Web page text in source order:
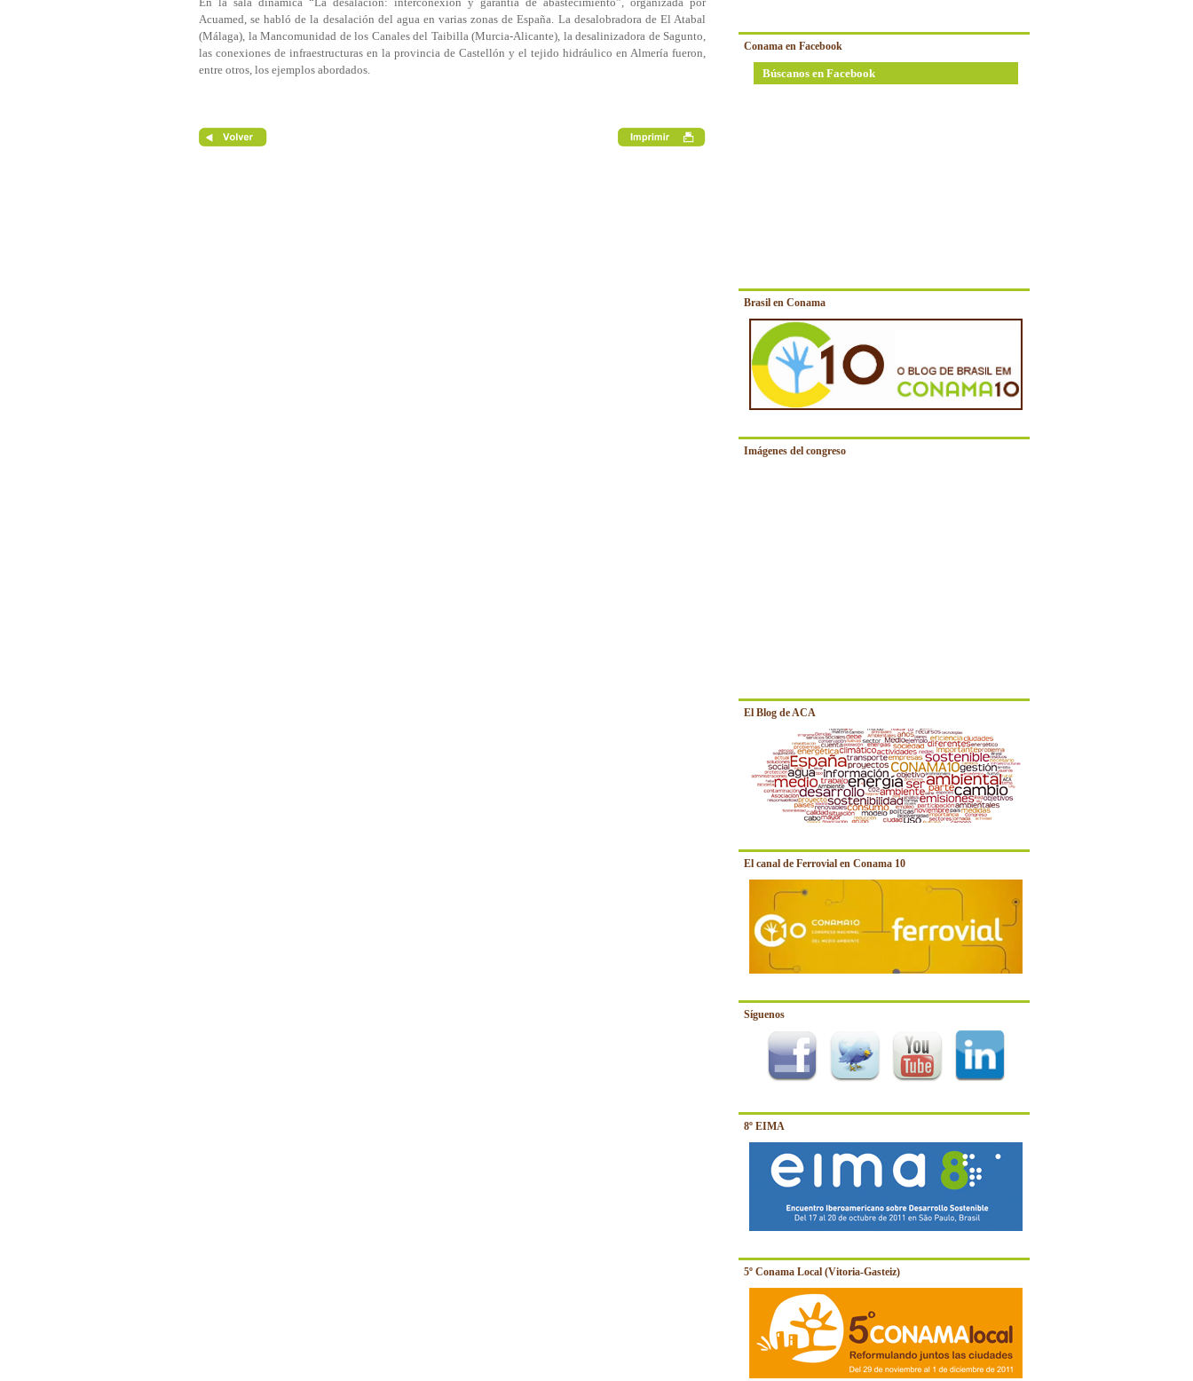
Conama en Facebook
Búscanos en Facebook
Brasil en Conama
Imágenes del congreso
El Blog de ACA
El canal de Ferrovial en Conama 10
Síguenos
8º EIMA
5º Conama Local (Vitoria-Gasteiz)
Acuamed, se habló de la desalación del agua en varias zonas de España. La desalobradora de El Atabal
(Málaga), la Mancomunidad de los Canales del Taibilla (Murcia-Alicante), la desalinizadora de Sagunto,
las conexiones de infraestructuras en la provincia de Castellón y el tejido hidráulico en Almería fueron,
entre otros, los ejemplos abordados.